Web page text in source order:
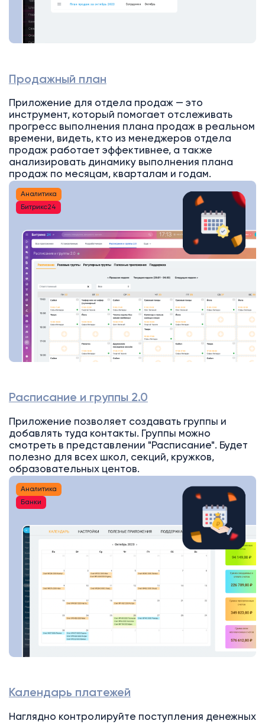
Продажный план
Приложение для отдела продаж — это
инструмент, который помогает отслеживать
прогресс выполнения плана продаж в реальном
времени, видеть, кто из менеджеров отдела
продаж работает эффективнее, а также
анализировать динамику выполнения плана
продаж по месяцам, кварталам и годам.
Аналитика
Битрикс24
Расписание и группы 2.0
Приложение позволяет создавать группы и
добавлять туда контакты. Группы можно
смотреть в представлении "Расписание". Будет
полезно для всех школ, секций, кружков,
образовательных центов.
Аналитика
Банки
Календарь платежей
Наглядно контролируйте поступления денежных